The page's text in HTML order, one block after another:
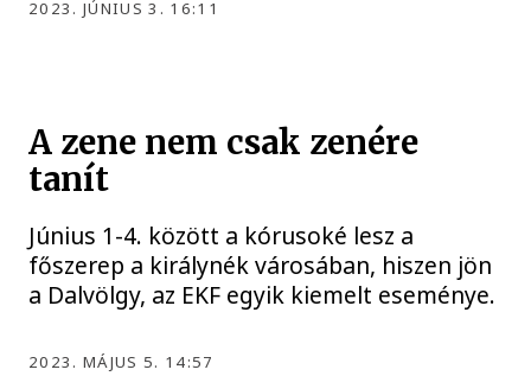
2023. JÚNIUS 3. 16:11
A zene nem csak zenére
tanít
Június 1-4. között a kórusoké lesz a
főszerep a királynék városában, hiszen jön
a Dalvölgy, az EKF egyik kiemelt eseménye.
2023. MÁJUS 5. 14:57